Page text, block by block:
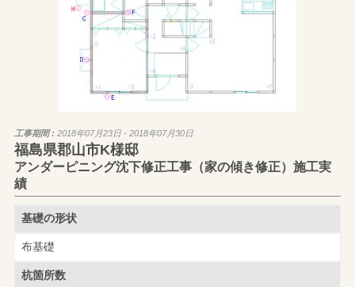
工事期間 : 2018年07月23日 - 2018年07月30日
福島県郡山市K様邸
アンダーピニング沈下修正工事（家の傾き修正）施工実
績
基礎の形状
布基礎
杭箇所数